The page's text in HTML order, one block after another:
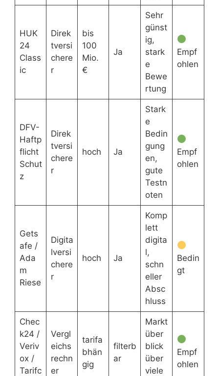
HUK
24
Class
ic
Direk
tversi
chere
r
bis
100
Mio.
€
Ja
Sehr
günst
ig,
stark
e
Bewe
rtung
Empf
ohlen
DFV-
Haftp
flicht
Schut
z
Direk
tversi
chere
r
hoch Ja
Stark
e
Bedin
gung
en,
gute
Testn
oten
Empf
ohlen
Gets
afe /
Ada
m
Riese
Digita
lversi
chere
r
hoch Ja
Komp
lett
digita
l,
schn
eller
Absc
hluss
Bedin
gt
Chec
k24 /
Veriv
ox /
Tarifc
Vergl
eichs
rechn
er
tarifa
bhän
gig
filterb
ar
Markt
über
blick
über
viele
Empf
ohlen